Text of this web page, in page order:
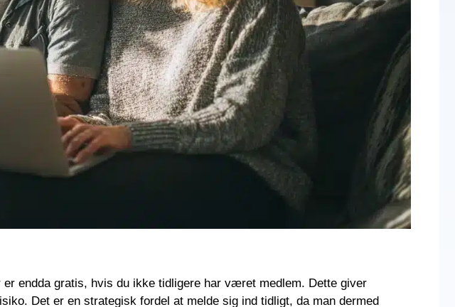
endda gratis, hvis du ikke tidligere har været medlem. Dette giver
Det er en strategisk fordel at melde sig ind tidligt, da man dermed